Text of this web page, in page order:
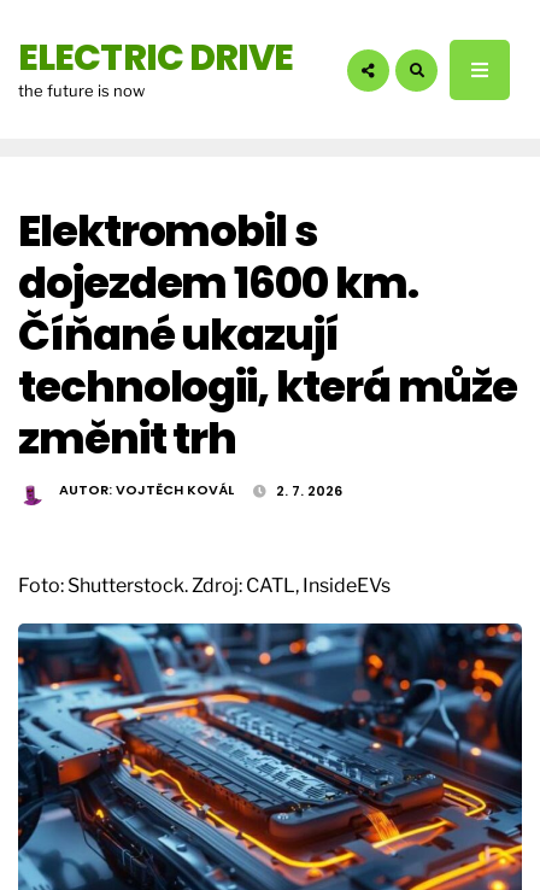
ELECTRIC DRIVE
the future is now
Elektromobil s
dojezdem 1600 km.
Číňané ukazují
technologii, která může
změnit trh
AUTOR:VOJTĚCH KOVÁL 2. 7. 2026
Foto: Shutterstock. Zdroj: CATL, InsideEVs